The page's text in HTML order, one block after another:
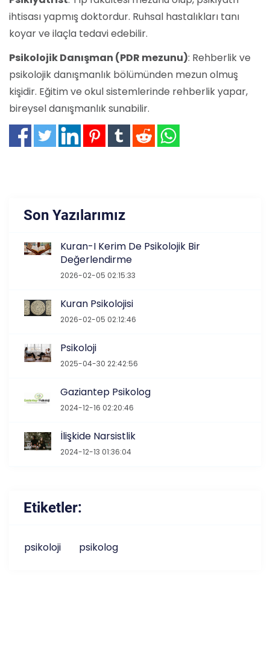
ihtisası yapmış doktordur. Ruhsal hastalıkları tanı
koyar ve ilaçla tedavi edebilir.
Psikolojik Danışman (PDR mezunu): Rehberlik ve
psikolojik danışmanlık bölümünden mezun olmuş
kişidir. Eğitim ve okul sistemlerinde rehberlik yapar,
bireysel danışmanlık sunabilir.
Son Yazılarımız
Kuran-I Kerim De Psikolojik Bir
Değerlendirme
2026-02-05 02:15:33
Kuran Psikolojisi
2026-02-05 02:12:46
Psikoloji
2025-04-30 22:42:56
Gaziantep Psikolog
2024-12-16 02:20:46
İlişkide Narsistlik
2024-12-13 01:36:04
Etiketler:
psikoloji psikolog